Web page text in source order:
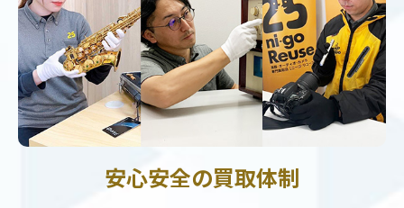
安心安全の買取体制